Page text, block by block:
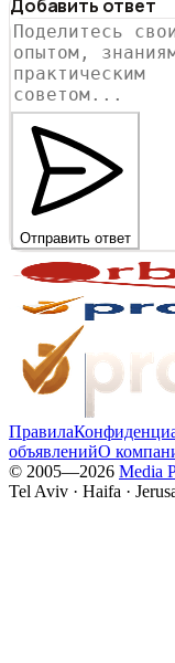
Добавить ответ
Отправить ответ
Правила
объявленийО
© 2005—2026 Media
Tel Aviv · Haifa ·